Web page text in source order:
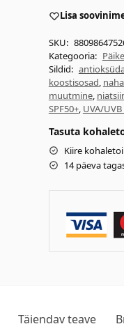
Lisa
SKU:
Kategooria:
Sildid:
koostisosad,
muutmine,
SPF50+, UVA/
Tasuta
Kiire
14 päeva
Täiendav teave